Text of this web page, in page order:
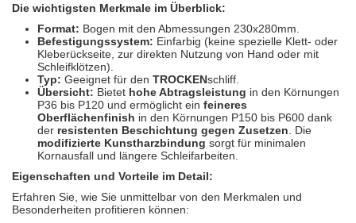
(1)
Sundstrom
(4)
Troton
(2)
Wibeco
(1)
ZVG
Die wichtigsten Merkmale im Überblick:
Format: Bogen mit den Abmessungen 230x280mm.
Befestigungssystem: Einfarbig (keine spezielle Klett- oder
Kleberückseite, zur direkten Nutzung von Hand oder mit
Schleifklötzen).
Typ: Geeignet für den TROCKENschliff.
Übersicht: Bietet hohe Abtragsleistung in den Körnungen
P36 bis P120 und ermöglicht ein feineres
Oberflächenfinish in den Körnungen P150 bis P600 dank
der resistenten Beschichtung gegen Zusetzen . Die
modifizierte Kunstharzbindung sorgt für minimalen
Kornausfall und längere Schleifarbeiten.
Eigenschaften und Vorteile im Detail:
Erfahren Sie, wie Sie unmittelbar von den Merkmalen und
Besonderheiten profitieren können: